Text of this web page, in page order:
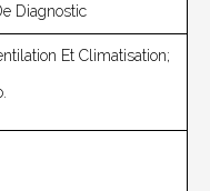
Diagnostic
Et Climatisation;